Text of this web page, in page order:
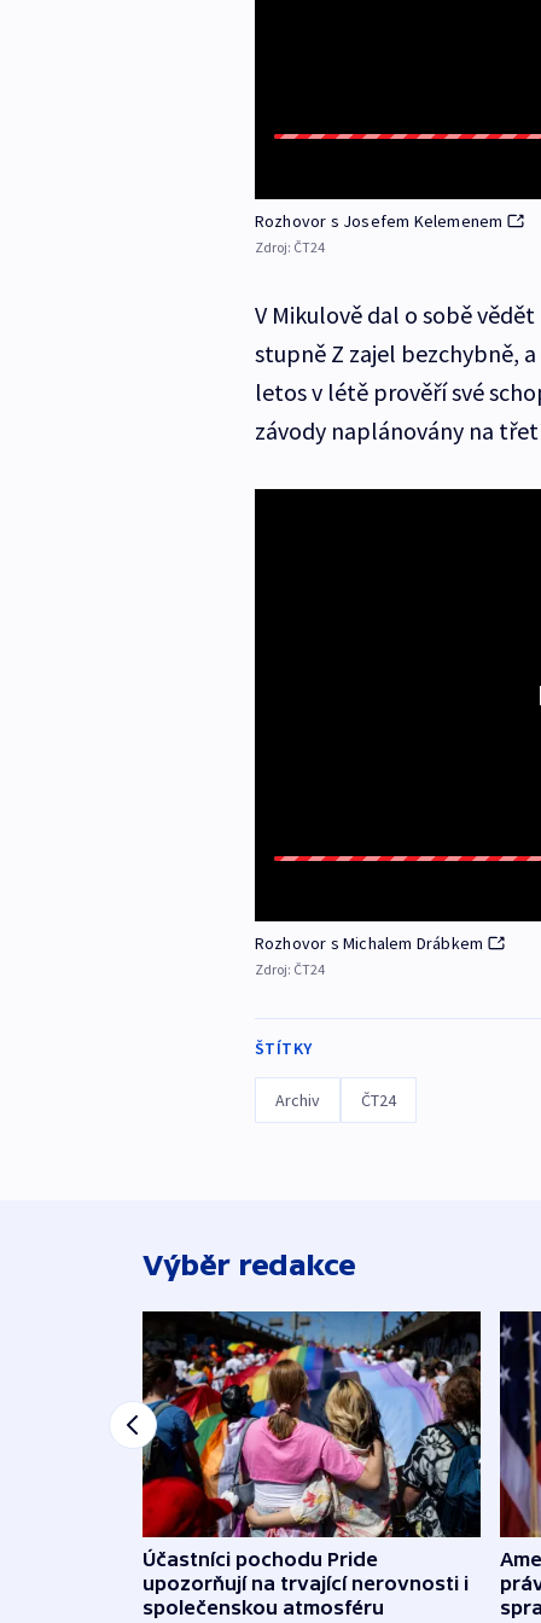
Rozhovor s Josefem Kelemenem
Zdroj: ČT24
V Mikulově dal o sobě
stupně Z zajel bezchybně,
letos v létě prověří své
závody naplánovány na
Rozhovor s Michalem Drábkem
Zdroj: ČT24
ŠTÍTKY
Archiv ČT24
Výběr redakce
Účastníci pochodu Pride
upozorňují na trvající nerovnosti i
společenskou atmosféru